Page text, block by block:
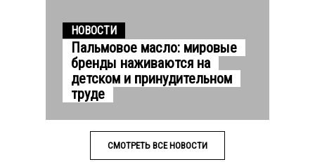
НОВОСТИ
Пальмовое масло: мировые
бренды наживаются на
детском и принудительном
труде
СМОТРЕТЬ ВСЕ НОВОСТИ